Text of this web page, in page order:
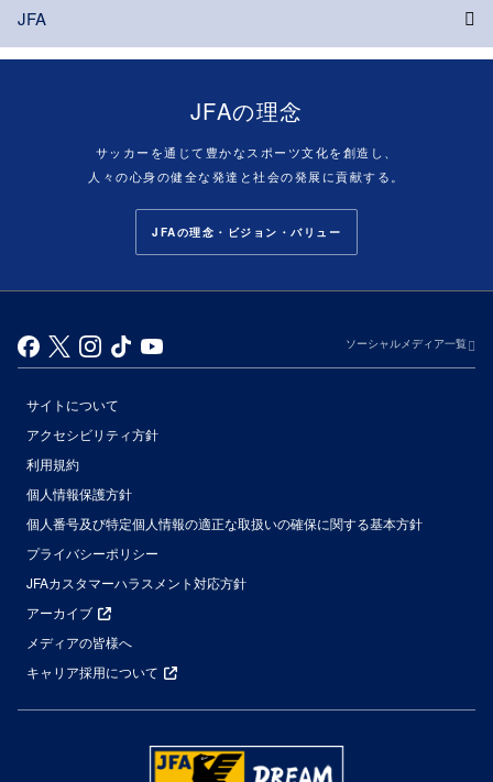
JFA
JFAの理念
サッカーを通じて豊かなスポーツ文化を創造し、
人々の心身の健全な発達と社会の発展に貢献する。
JFAの理念・ビジョン・バリュー
ソーシャルメディア一覧
サイトについて
アクセシビリティ方針
利用規約
個人情報保護方針
個人番号及び特定個人情報の適正な取扱いの確保に関する基本方針
プライバシーポリシー
JFAカスタマーハラスメント対応方針
アーカイブ
メディアの皆様へ
キャリア採用について